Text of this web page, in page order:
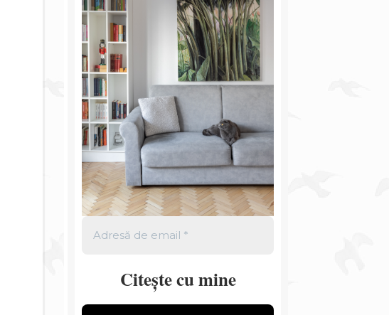
Citește cu mine